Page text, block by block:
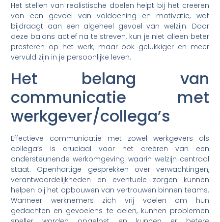
Het stellen van realistische doelen helpt bij het creëren
van een gevoel van voldoening en motivatie, wat
bijdraagt aan een algeheel gevoel van welzijn. Door
deze balans actief na te streven, kun je niet alleen beter
presteren op het werk, maar ook gelukkiger en meer
vervuld zijn in je persoonlijke leven.
Het belang van
communicatie met
werkgever/collega’s
Effectieve communicatie met zowel werkgevers als
collega’s is cruciaal voor het creëren van een
ondersteunende werkomgeving waarin welzijn centraal
staat. Openhartige gesprekken over verwachtingen,
verantwoordelijkheden en eventuele zorgen kunnen
helpen bij het opbouwen van vertrouwen binnen teams.
Wanneer werknemers zich vrij voelen om hun
gedachten en gevoelens te delen, kunnen problemen